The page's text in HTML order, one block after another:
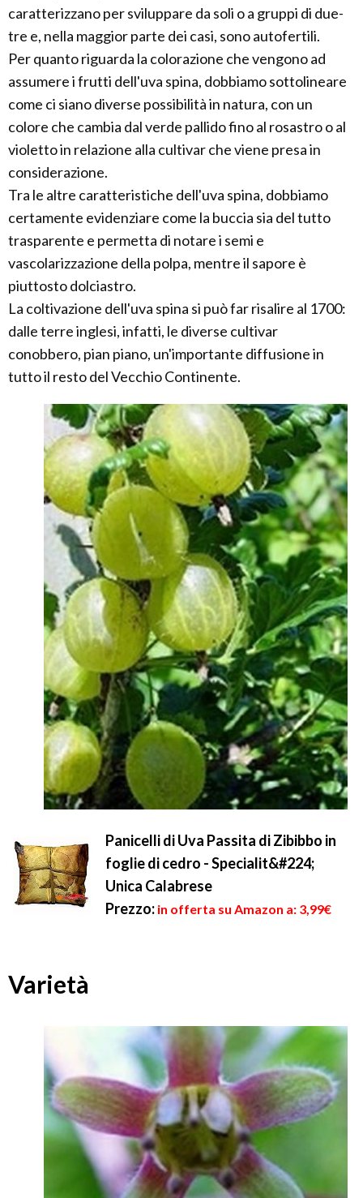
caratterizzano per sviluppare da soli o a gruppi di due-
tre e, nella maggior parte dei casi, sono autofertili.
Per quanto riguarda la colorazione che vengono ad
assumere i frutti dell'uva spina, dobbiamo sottolineare
come ci siano diverse possibilità in natura, con un
colore che cambia dal verde pallido fino al rosastro o al
violetto in relazione alla cultivar che viene presa in
considerazione.
Tra le altre caratteristiche dell'uva spina, dobbiamo
certamente evidenziare come la buccia sia del tutto
trasparente e permetta di notare i semi e
vascolarizzazione della polpa, mentre il sapore è
piuttosto dolciastro.
La coltivazione dell'uva spina si può far risalire al 1700:
dalle terre inglesi, infatti, le diverse cultivar
conobbero, pian piano, un'importante diffusione in
tutto il resto del Vecchio Continente.
Panicelli di Uva Passita di Zibibbo in
foglie di cedro - Specialit&#224;
Unica Calabrese
Prezzo: in offerta su Amazon a: 3,99€
Varietà